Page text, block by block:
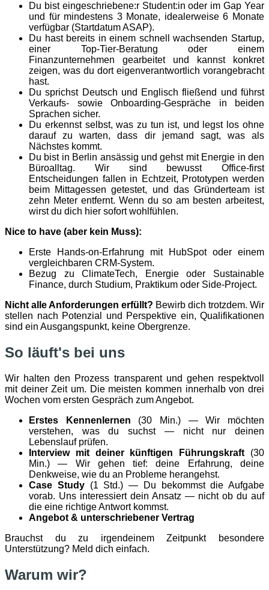
Du bist eingeschriebene:r Student:in oder im Gap Year
und für mindestens 3 Monate, idealerweise 6 Monate
verfügbar (Startdatum ASAP).
Du hast bereits in einem schnell wachsenden Startup,
einer Top-Tier-Beratung oder einem
Finanzunternehmen gearbeitet und kannst konkret
zeigen, was du dort eigenverantwortlich vorangebracht
hast.
Du sprichst Deutsch und Englisch fließend und führst
Verkaufs- sowie Onboarding-Gespräche in beiden
Sprachen sicher.
Du erkennst selbst, was zu tun ist, und legst los ohne
darauf zu warten, dass dir jemand sagt, was als
Nächstes kommt.
Du bist in Berlin ansässig und gehst mit Energie in den
Büroalltag. Wir sind bewusst Office-first
Entscheidungen fallen in Echtzeit, Prototypen werden
beim Mittagessen getestet, und das Gründerteam ist
zehn Meter entfernt. Wenn du so am besten arbeitest,
wirst du dich hier sofort wohlfühlen.
Nice to have (aber kein Muss):
Erste Hands-on-Erfahrung mit HubSpot oder einem
vergleichbaren CRM-System.
Bezug zu ClimateTech, Energie oder Sustainable
Finance, durch Studium, Praktikum oder Side-Project.
Nicht alle Anforderungen erfüllt? Bewirb dich trotzdem. Wir
stellen nach Potenzial und Perspektive ein, Qualifikationen
sind ein Ausgangspunkt, keine Obergrenze.
So läuft's bei uns
Wir halten den Prozess transparent und gehen respektvoll
mit deiner Zeit um. Die meisten kommen innerhalb von drei
Wochen vom ersten Gespräch zum Angebot.
Erstes Kennenlernen (30 Min.) — Wir möchten
verstehen, was du suchst — nicht nur deinen
Lebenslauf prüfen.
Interview mit deiner künftigen Führungskraft (30
Min.) — Wir gehen tief: deine Erfahrung, deine
Denkweise, wie du an Probleme herangehst.
Case Study(1 Std.) — Du bekommst die Aufgabe
vorab. Uns interessiert dein Ansatz — nicht ob du auf
die eine richtige Antwort kommst.
Angebot & unterschriebener Vertrag
Brauchst du zu irgendeinem Zeitpunkt besondere
Unterstützung? Meld dich einfach.
Warum wir?